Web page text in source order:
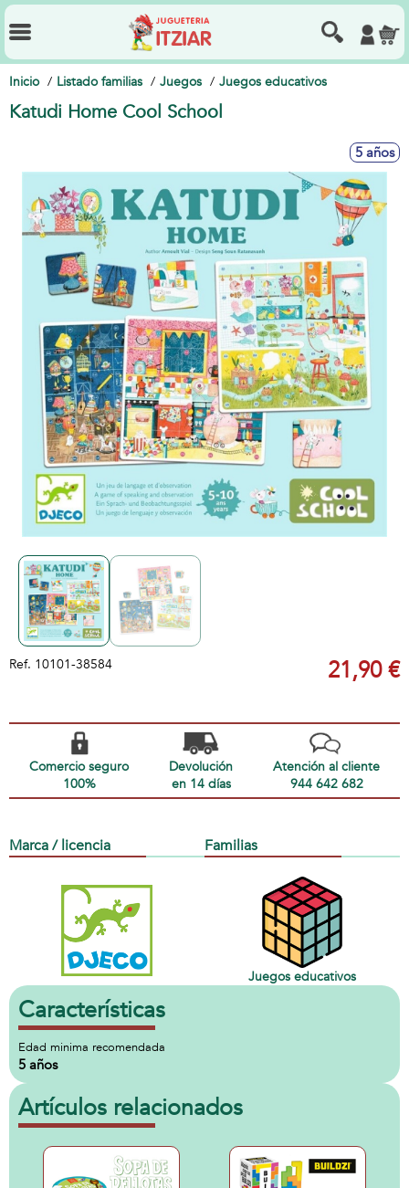
Inicio Listado familias Juegos Juegos educativos
Katudi Home Cool School
5 años
Ref. 10101-38584 21,90 €
Comercio seguro
100%
Devolución
en 14 días
Atención al cliente
944 642 682
Marca / licencia Familias
Juegos educativos
Características
Edad minima recomendada
5 años
Artículos relacionados